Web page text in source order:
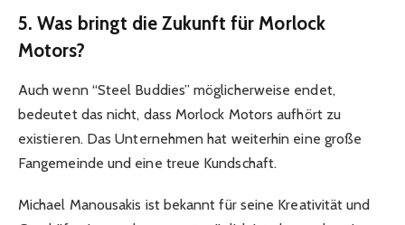
5. Was bringt die Zukunft für Morlock
Motors?
Auch wenn “Steel Buddies” möglicherweise endet,
bedeutet das nicht, dass Morlock Motors aufhört zu
existieren. Das Unternehmen hat weiterhin eine große
Fangemeinde und eine treue Kundschaft.
Michael Manousakis ist bekannt für seine Kreativität und